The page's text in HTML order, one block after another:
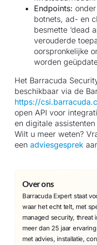
Endpoints:
botnets, ad- en
besmette ‘dead
verouderde
oorspronkelijke
worden
Het Barracuda
beschikbaar via de
https://
open API voor
en digitale
Wilt u meer weten?
een adviesgesprek
Over ons
Barracuda Expert staat
waar het echt telt, met
managed security,
meer dan 25 jaar
met advies, installatie,